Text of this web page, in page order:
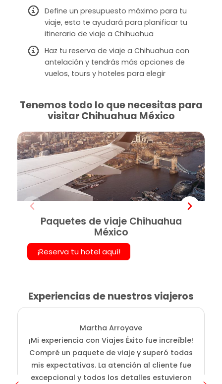
Define un presupuesto máximo para tu
viaje, esto te ayudará para planificar tu
itinerario de viaje a Chihuahua
Haz tu reserva de viaje a Chihuahua con
antelación y tendrás más opciones de
vuelos, tours y hoteles para elegir
Tenemos todo lo que necesitas para
visitar Chihuahua México
Paquetes de viaje Chihuahua
México
¡Reserva tu hotel aquí!
Experiencias de nuestros viajeros
Martha Arroyave
¡Mi experiencia con Viajes Éxito fue increíble!
Compré un paquete de viaje y superó todas
mis expectativas. La atención al cliente fue
excepcional y todos los detalles estuvieron